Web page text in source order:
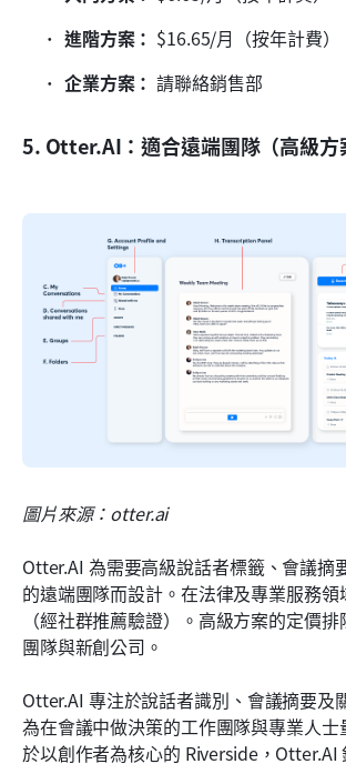
進階方案： $16.65/月（按年計費）
企業方案： 請聯絡銷售部
5. Otter.AI：適合遠端團隊（高級方
圖片來源：otter.ai
Otter.AI 為需要高級說話者標籤、會議摘
的遠端團隊而設計。在法律及專業服務
（經社群推薦驗證）。高級方案的定價
團隊與新創公司。
Otter.AI 專注於說話者識別、會議摘要
為在會議中做決策的工作團隊與專業人士
於以創作者為核心的 Riverside，Otter.AI